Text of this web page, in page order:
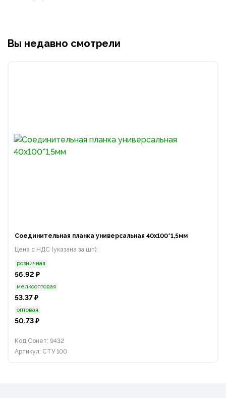
Вы недавно смотрели
Соединительная планка универсальная 40х100*1,5мм
Цена с НДС (указана за шт):
розничная
56.92 ₽
мелкооптовая
53.37 ₽
оптовая
50.73 ₽
Код Сонет: 9432
Артикул: СТУ 100